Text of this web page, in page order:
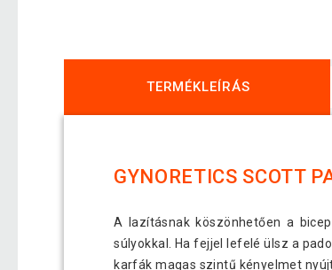
TERMÉKLEÍRÁS
GYNORETICS SCOTT
A lazításnak köszönhetően a
súlyokkal. Ha fejjel lefelé ülsz a
karfák magas szintű kényelmet